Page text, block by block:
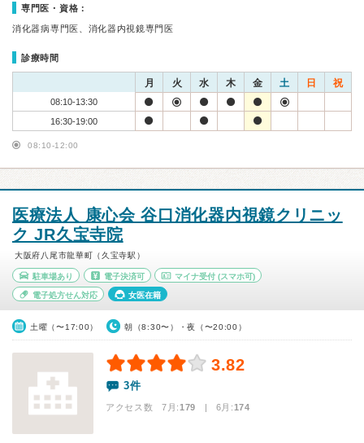
専門医・資格：
消化器病専門医、消化器内視鏡専門医
診療時間
月 火 水 木 金 土 日 祝
08:10-13:30
16:30-19:00
08:10-12:00
医療法人 康心会 谷口消化器内視鏡クリニッ
ク JR久宝寺院
大阪府八尾市龍華町（久宝寺駅）
駐車場あり 電子決済可 マイナ受付 (スマホ可)
電子処方せん対応 女医在籍
土曜（〜17:00） 朝（8:30〜）・夜（〜20:00）
3.82
3件
アクセス数 7月:179 | 6月:174